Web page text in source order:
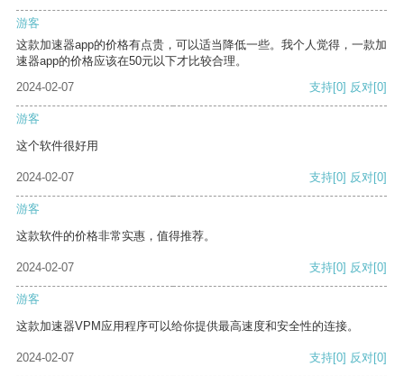
游客
这款加速器app的价格有点贵，可以适当降低一些。我个人觉得，一款加
速器app的价格应该在50元以下才比较合理。
2024-02-07
支持[0] 反对[0]
游客
这个软件很好用
2024-02-07 支持[0] 反对[0]
游客
这款软件的价格非常实惠，值得推荐。
2024-02-07 支持[0] 反对[0]
游客
这款加速器VPM应用程序可以给你提供最高速度和安全性的连接。
2024-02-07 支持[0] 反对[0]